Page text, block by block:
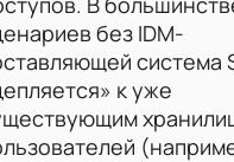
без IDM-
система
к уже